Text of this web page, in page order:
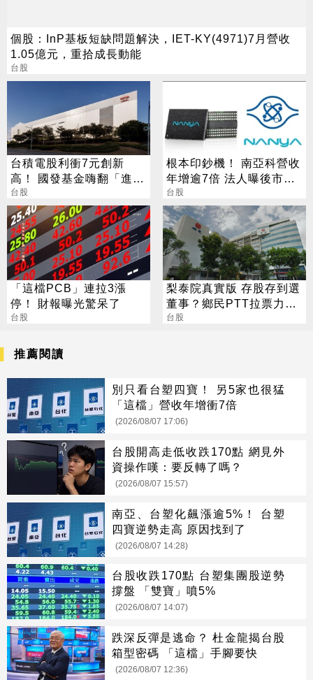
個股：InP基板短缺問題解決，IET-KY(4971)7月營收
1.05億元，重拾成長動能
台股
台積電股利衝7元創新
高！ 國發基金嗨翻「進帳
115億」
台股
根本印鈔機！ 南亞科營收
年增逾7倍 法人曝後市觀
察4指標
台股
「這檔PCB」連拉3漲
停！ 財報曝光驚呆了
台股
梨泰院真實版 存股存到選
董事？鄉民PTT拉票力戰
公司派
台股
推薦閱讀
別只看台塑四寶！ 另5家也很猛
「這檔」營收年增衝7倍
(2026/08/07 17:06)
台股開高走低收跌170點 網見外
資操作嘆：要反轉了嗎？
(2026/08/07 15:57)
南亞、台塑化飆漲逾5%！ 台塑
四寶逆勢走高 原因找到了
(2026/08/07 14:28)
台股收跌170點 台塑集團股逆勢
撐盤 「雙寶」噴5%
(2026/08/07 14:07)
跌深反彈是逃命？ 杜金龍揭台股
箱型密碼 「這檔」手腳要快
(2026/08/07 12:36)